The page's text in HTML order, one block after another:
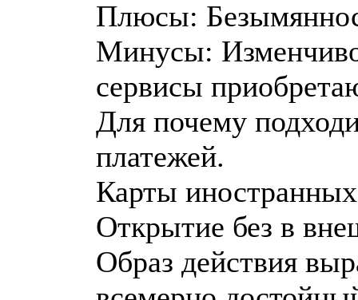
Плюсы:
Минусы:
сервисы
Для почему
платежей.
Карты
Открытие без в
Образ действия